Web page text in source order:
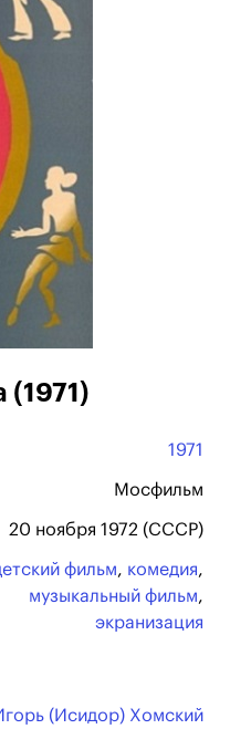
(1971)
1971
Мосфильм
20 ноября 1972 (СССР)
фильм, комедия,
музыкальный фильм,
экранизация
(Исидор) Хомский